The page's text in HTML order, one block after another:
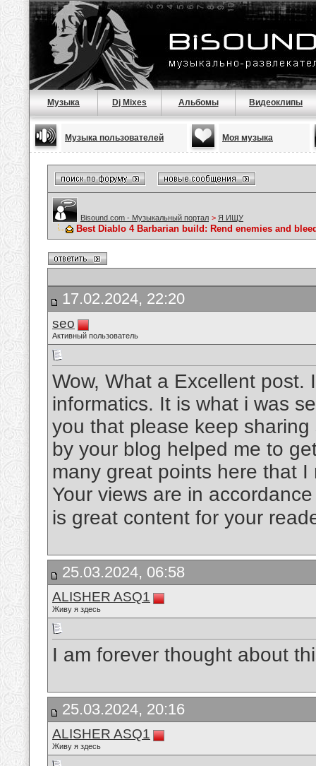
Музыка Dj Mixes Альбомы Видеоклипы
Музыка пользователей Моя музыка
Bisound.com - Музыкальный портал > Я ИЩУ
Best Diablo 4 Barbarian build: Rend enemies and
17.02.2024, 22:20
seo
Активный пользователь
Wow, What a Excellent post.
informatics. It is what i was
you that please keep
by your blog helped me to
many great points here that
Your views are in
is great content for your
25.03.2024, 06:58
ALISHER ASQ1
Живу я здесь
I am forever thought about
25.03.2024, 20:16
ALISHER ASQ1
Живу я здесь